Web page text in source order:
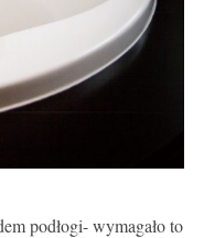
podłogi- wymagało to